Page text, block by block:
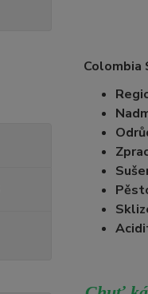
Colombia